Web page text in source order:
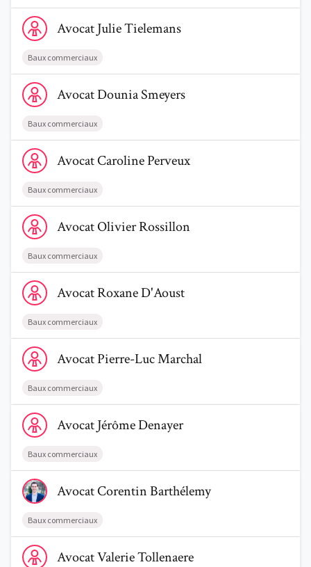
Voir le profil de AvocatJulie Tielemans
AvocatJulieTielemans
Baux commerciaux
Voir le profil de AvocatDounia Smeyers
AvocatDouniaSmeyers
Baux commerciaux
Voir le profil de AvocatCaroline Perveux
AvocatCarolinePerveux
Baux commerciaux
Voir le profil de AvocatOlivier Rossillon
AvocatOlivierRossillon
Baux commerciaux
Voir le profil de AvocatRoxane D'Aoust
AvocatRoxaneD'Aoust
Baux commerciaux
Voir le profil de AvocatPierre-Luc Marchal
AvocatPierre-LucMarchal
Baux commerciaux
Voir le profil de AvocatJérôme Denayer
AvocatJérômeDenayer
Baux commerciaux
Voir le profil de AvocatCorentin Barthélemy
AvocatCorentinBarthélemy
Baux commerciaux
Voir le profil de AvocatValerie Tollenaere
AvocatValerieTollenaere